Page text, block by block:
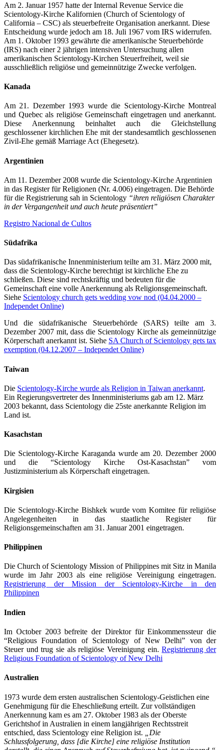
Am 2. Januar 1957 hatte der Internal Revenue Service die
Scientology-Kirche Kalifornien (Church of Scientology of
California – CSC) als steuerbefreite Organisation anerkannt. Diese
Entscheidung wurde jedoch am 18. Juli 1967 vom IRS widerrufen.
Am 1. Oktober 1993 gewährte die amerikanische Steuerbehörde
(IRS) nach einer 2 jährigen intensiven Untersuchung allen
amerikanischen Scientology-Kirchen Steuerfreiheit, weil sie
ausschließlich religiöse und gemeinnützige Zwecke verfolgen.
Kanada
Am 21. Dezember 1993 wurde die Scientology-Kirche Montreal
und Quebec als religiöse Gemeinschaft eingetragen und anerkannt.
Diese Anerkennung beinhaltet auch die Gleichstellung
geschlossener kirchlichen Ehe mit der standesamtlich geschlossenen
Zivil-Ehe gemäß Marriage Act (Ehegesetz).
Argentinien
Am 11. Dezember 2008 wurde die Scientology-Kirche Argentinien
in das Register für Religionen (Nr. 4.006) eingetragen. Die Behörde
für die Registrierung sah in Scientology “ihren religiösen Charakter
in der Vergangenheit und auch heute präsentiert”
Registro Nacional de Cultos
Südafrika
Das südafrikanische Innenministerium teilte am 31. März 2000 mit,
dass die Scientology-Kirche berechtigt ist kirchliche Ehe zu
schließen. Diese sind rechtskräftig und bedeuten für die
Gemeinschaft eine volle Anerkennung als Religionsgemeinschaft.
Siehe Scientology church gets wedding vow nod (04.04.2000 –
Independet Online)
Und die südafrikanische Steuerbehörde (SARS) teilte am 3.
Dezember 2007 mit, dass die Scientology Kirche als gemeinnützige
Körperschaft anerkannt ist. Siehe SA Church of Scientology gets tax
exemption (04.12.2007 – Independet Online)
Taiwan
Die Scientology-Kirche wurde als Religion in Taiwan anerkannt.
Ein Regierungsvertreter des Innenministeriums gab am 12. März
2003 bekannt, dass Scientology die 25ste anerkannte Religion im
Land ist.
Kasachstan
Die Scientology-Kirche Karaganda wurde am 20. Dezember 2000
und die “Scientology Kirche Ost-Kasachstan” vom
Justizministerium als Körperschaft eingetragen.
Kirgisien
Die Scientology-Kirche Bishkek wurde vom Komitee für religiöse
Angelegenheiten in das staatliche Register für
Religionsgemeinschaften am 31. Januar 2001 eingetragen.
Philippinen
Die Church of Scientology Mission of Philippines mit Sitz in Manila
wurde im Jahr 2003 als eine religiöse Vereinigung eingetragen.
Registrierung der Mission der Scientology-Kirche in den
Philippinen
Indien
Im October 2003 befreite der Direktor für Einkommenssteur die
“Religious Foundation of Scientology of New Delhi” von der
Steuer und trug sie als religiöse Vereinigung ein.Registrierung der
Religious Foundation of Scientology of New Delhi
Australien
1973 wurde dem ersten australischen Scientology-Geistlichen eine
Genehmigung für die Eheschließung erteilt. Zur vollständigen
Anerkennung kam es am 27. Oktober 1983 als der Oberste
Gerichtshof in Australien in einem langjährigen Rechtsstreit
entschied, dass Scientology eine Religion ist.
„Die
Schlussfolgerung, dass [die Kirche] eine religiöse Institution